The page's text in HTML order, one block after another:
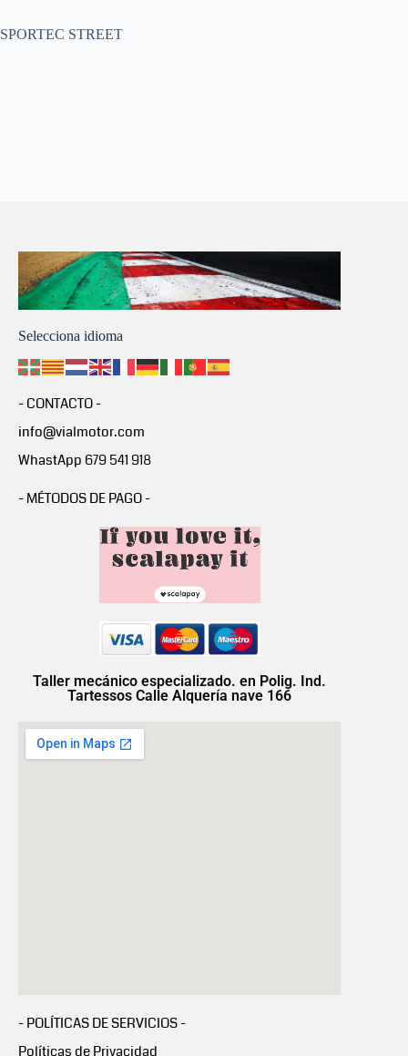
SPORTEC STREET
Selecciona idioma
- CONTACTO -
info@vialmotor.com
WhastApp 679 541 918
- MÉTODOS DE PAGO -
Taller mecánico especializado. en Polig. Ind.
Tartessos Calle Alquería nave 166
- POLÍTICAS DE SERVICIOS -
Políticas de Privacidad